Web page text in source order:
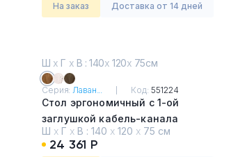
На заказ Доставка от 14 дней
Ш х Г х В : 140х 120х 75см
Серия:Лаван... Код: 551224
Стол эргономичный с 1-ой
заглушкой кабель-канала
Таксония медовая
Ш х Г х В : 140 х 120 х 75 см
24 361 Р